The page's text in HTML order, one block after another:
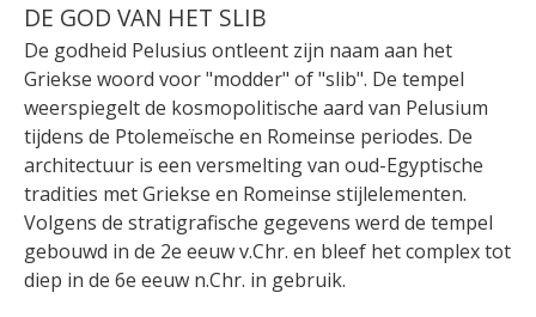
DE GOD VAN HET SLIB
De godheid Pelusius ontleent zijn naam aan het
Griekse woord voor "modder" of "slib". De tempel
weerspiegelt de kosmopolitische aard van Pelusium
tijdens de Ptolemeïsche en Romeinse periodes. De
architectuur is een versmelting van oud-Egyptische
tradities met Griekse en Romeinse stijlelementen.
Volgens de stratigrafische gegevens werd de tempel
gebouwd in de 2e eeuw v.Chr. en bleef het complex tot
diep in de 6e eeuw n.Chr. in gebruik.